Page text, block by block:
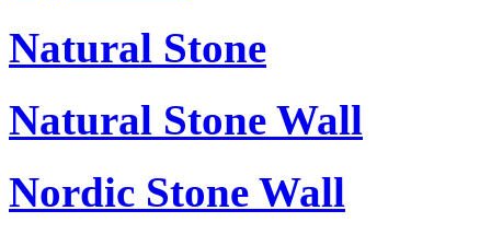
Natural Stone
Natural Stone Wall
Nordic Stone Wall